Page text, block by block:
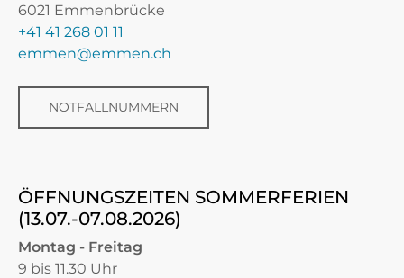
6021 Emmenbrücke
+41 41 268 01 11
emmen@emmen.ch
NOTFALLNUMMERN
ÖFFNUNGSZEITEN SOMMERFERIEN
(13.07.-07.08.2026)
Montag - Freitag
9 bis 11.30 Uhr